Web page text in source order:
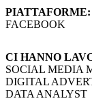
PIATTAFORME:
FACEBOOK
CI HANNO
SOCIAL MEDIA
DIGITAL
DATA ANALYST